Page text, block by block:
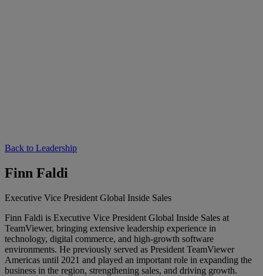
Back to Leadership
Finn Faldi
Executive Vice President Global Inside Sales
Finn Faldi is Executive Vice President Global Inside Sales at
TeamViewer, bringing extensive leadership experience in
technology, digital commerce, and high-growth software
environments. He previously served as President TeamViewer
Americas until 2021 and played an important role in expanding the
business in the region, strengthening sales, and driving growth.